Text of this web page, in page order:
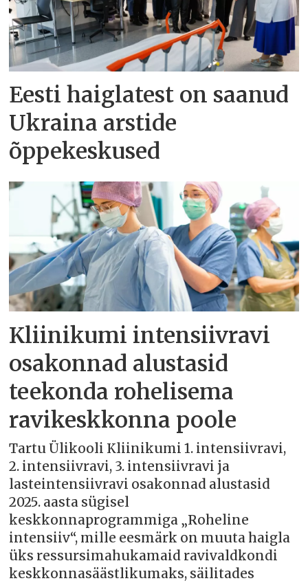
Eesti haiglatest on saanud
Ukraina arstide
õppekeskused
Kliinikumi intensiivravi
osakonnad alustasid
teekonda rohelisema
ravikeskkonna poole
Tartu Ülikooli Kliinikumi 1. intensiivravi,
2. intensiivravi, 3. intensiivravi ja
lasteintensiivravi osakonnad alustasid
2025. aasta sügisel
keskkonnaprogrammiga „Roheline
intensiiv“, mille eesmärk on muuta haigla
üks ressursimahukamaid ravivaldkondi
keskkonnasäästlikumaks, säilitades